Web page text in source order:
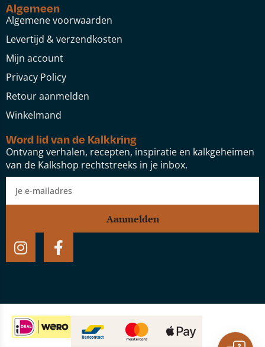
Algemeen
Algemene voorwaarden
Levertijd & verzendkosten
Mijn account
Privacy Policy
Retour aanmelden
Winkelmand
Word lid van de Kalkkring
Ontvang verhalen, recepten, inspiratie en kalkgeheimen
van de Kalkshop rechtstreeks in je inbox.
Aanmelden